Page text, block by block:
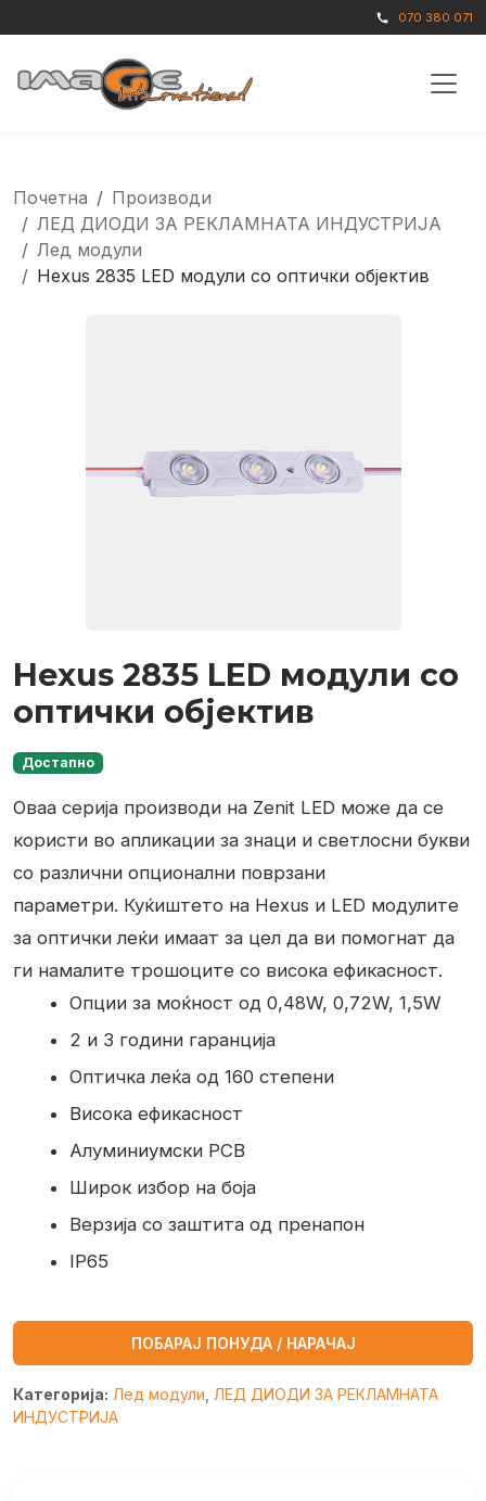
call 070 380 071
Почетна
Производи
ЛЕД ДИОДИ ЗА РЕКЛАМНАТА ИНДУСТРИЈА
Лед модули
Hexus 2835 LED модули со оптички објектив
Hexus 2835 LED модули со
оптички објектив
Достапно
Оваа серија производи на Zenit LED може да се
користи во апликации за знаци и светлосни букви
со различни опционални поврзани
параметри. Куќиштето на Hexus и LED модулите
за оптички леќи имаат за цел да ви помогнат да
ги намалите трошоците со висока ефикасност.
Опции за моќност од 0,48W, 0,72W, 1,5W
2 и 3 години гаранција
Оптичка леќа од 160 степени
Висока ефикасност
Алуминиумски PCB
Широк избор на боја
Верзија со заштита од пренапон
IP65
ПОБАРАЈ ПОНУДА / НАРАЧАЈ
Категорија: Лед модули ЛЕД ДИОДИ ЗА РЕКЛАМНАТА
ИНДУСТРИЈА